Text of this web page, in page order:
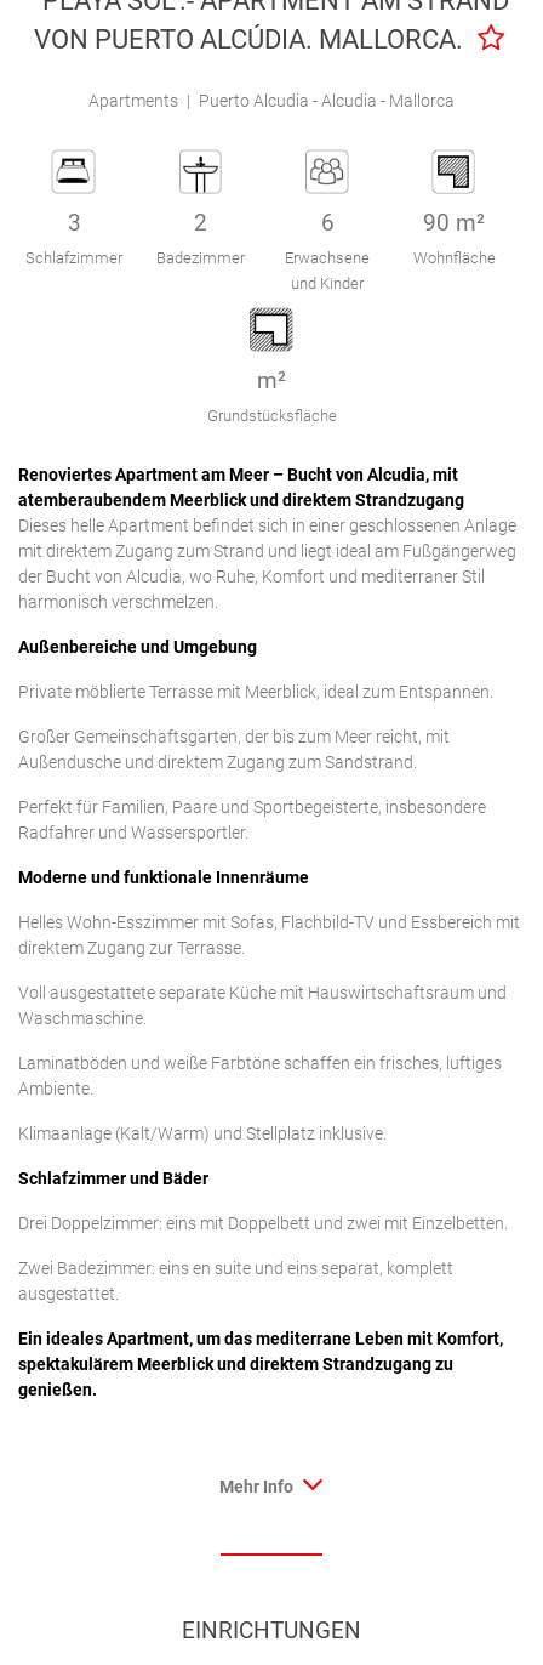
Engel & Völkers Holiday Villas
Kundenbetreuung
VON PUERTO ALCÚDIA. MALLORCA.
Apartments | Puerto Alcudia - Alcudia - Mallorca
3
Schlafzimmer
2
Badezimmer
6
Erwachsene
und Kinder
90 m²
Wohnfläche
m²
Grundstücksfläche
Renoviertes Apartment am Meer – Bucht von Alcudia, mit
atemberaubendem Meerblick und direktem Strandzugang
Dieses helle Apartment befindet sich in einer geschlossenen Anlage
mit direktem Zugang zum Strand und liegt ideal am Fußgängerweg
der Bucht von Alcudia, wo Ruhe, Komfort und mediterraner Stil
harmonisch verschmelzen.
Außenbereiche und Umgebung
Private möblierte Terrasse mit Meerblick, ideal zum Entspannen.
Großer Gemeinschaftsgarten, der bis zum Meer reicht, mit
Außendusche und direktem Zugang zum Sandstrand.
Perfekt für Familien, Paare und Sportbegeisterte, insbesondere
Radfahrer und Wassersportler.
Moderne und funktionale Innenräume
Helles Wohn-Esszimmer mit Sofas, Flachbild-TV und Essbereich mit
direktem Zugang zur Terrasse.
Voll ausgestattete separate Küche mit Hauswirtschaftsraum und
Waschmaschine.
Laminatböden und weiße Farbtöne schaffen ein frisches, luftiges
Ambiente.
Klimaanlage (Kalt/Warm) und Stellplatz inklusive.
Schlafzimmer und Bäder
Drei Doppelzimmer: eins mit Doppelbett und zwei mit Einzelbetten.
Zwei Badezimmer: eins en suite und eins separat, komplett
ausgestattet.
Ein ideales Apartment, um das mediterrane Leben mit Komfort,
spektakulärem Meerblick und direktem Strandzugang zu
genießen.
Mehr Info
EINRICHTUNGEN